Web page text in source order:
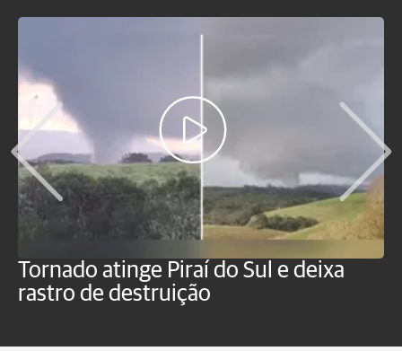
Tornado atinge Piraí do Sul e deixa
rastro de destruição